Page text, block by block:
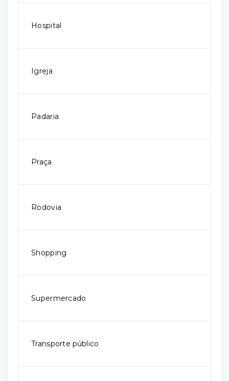
Hospital
Igreja
Padaria
Praça
Rodovia
Shopping
Supermercado
Transporte público